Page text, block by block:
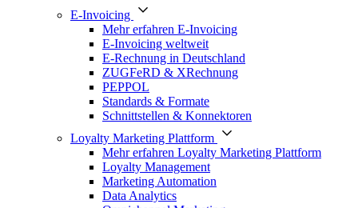
E-Invoicing
Mehr erfahren E-Invoicing
E-Invoicing weltweit
E-Rechnung in Deutschland
ZUGFeRD & XRechnung
PEPPOL
Standards & Formate
Schnittstellen & Konnektoren
Loyalty Marketing Plattform
Mehr erfahren Loyalty Marketing Plattform
Loyalty Management
Marketing Automation
Data Analytics